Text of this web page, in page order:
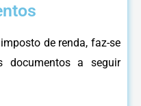
de renda, faz-se
documentos a seguir